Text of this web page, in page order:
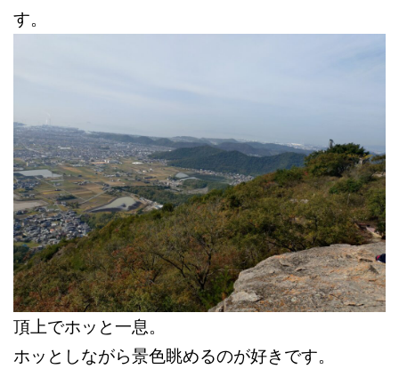
す。
頂上でホッと一息。
ホッとしながら景色眺めるのが好きです。